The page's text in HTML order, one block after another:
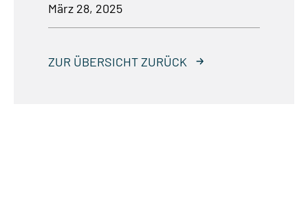
März 28, 2025
ZUR ÜBERSICHT ZURÜCK